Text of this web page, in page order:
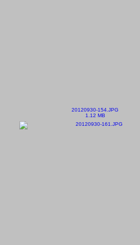
20120930-154.JPG
1.12 MB